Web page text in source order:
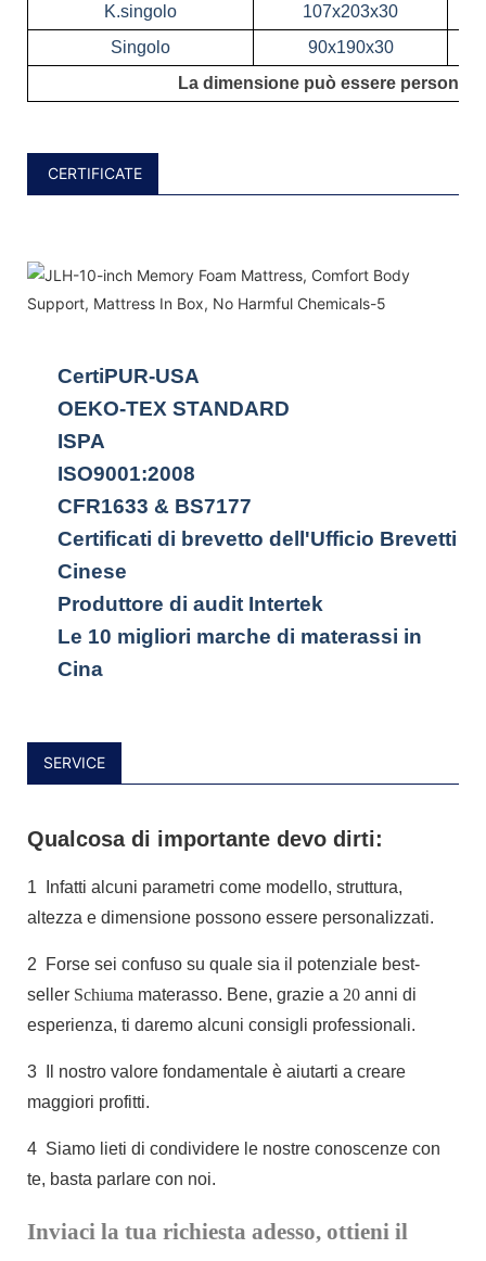
K.singolo
107x203x30
Singolo
90x190x30
La dimensione può essere
CERTIFICATE
CertiPUR-USA
OEKO-TEX STANDARD
ISPA
ISO9001:2008
CFR1633 & BS7177
Certificati di brevetto dell'Ufficio Brevetti
Cinese
Produttore di audit Intertek
Le 10 migliori marche di materassi in
Cina
SERVICE
Qualcosa di importante devo dirti:
1
Infatti alcuni parametri come modello, struttura,
altezza e dimensione possono essere personalizzati.
2
Forse sei confuso su quale sia il potenziale best-
seller Schiuma materasso. Bene, grazie a 20 anni di
esperienza, ti daremo alcuni consigli professionali.
3
Il nostro valore fondamentale è aiutarti a creare
maggiori profitti.
4 Siamo lieti di condividere le nostre conoscenze con
te, basta parlare con noi.
Inviaci la tua richiesta adesso, ottieni il